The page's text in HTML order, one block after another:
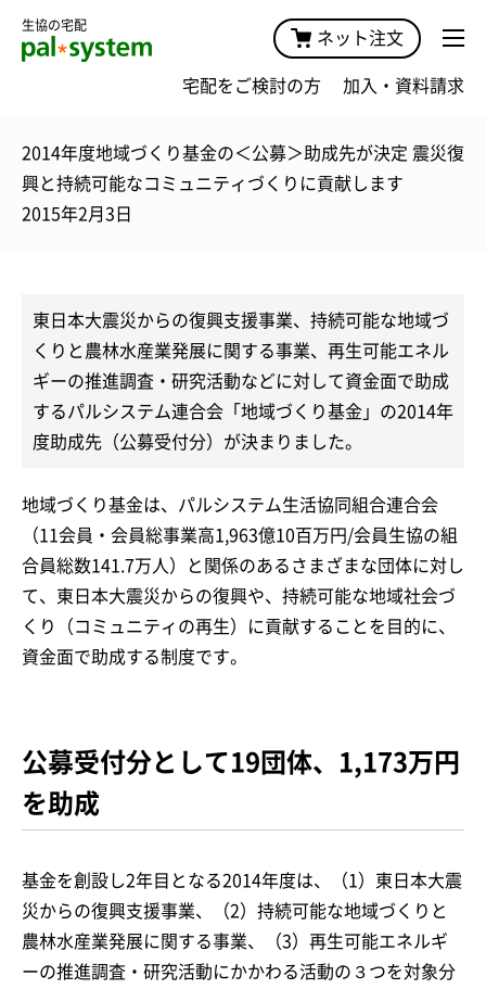
生協の宅配
ネット注文
宅配をご検討の方 加入・資料請求
2014年度地域づくり基金の＜公募＞助成先が決定 震災復
興と持続可能なコミュニティづくりに貢献します
2015年2月3日
東日本大震災からの復興支援事業、持続可能な地域づ
くりと農林水産業発展に関する事業、再生可能エネル
ギーの推進調査・研究活動などに対して資金面で助成
するパルシステム連合会「地域づくり基金」の2014年
度助成先（公募受付分）が決まりました。
地域づくり基金は、パルシステム生活協同組合連合会
（11会員・会員総事業高1,963億10百万円/会員生協の組
合員総数141.7万人）と関係のあるさまざまな団体に対し
て、東日本大震災からの復興や、持続可能な地域社会づ
くり（コミュニティの再生）に貢献することを目的に、
資金面で助成する制度です。
公募受付分として19団体、1,173万円
を助成
基金を創設し2年目となる2014年度は、（1）東日本大震
災からの復興支援事業、（2）持続可能な地域づくりと
農林水産業発展に関する事業、（3）再生可能エネルギ
ーの推進調査・研究活動にかかわる活動の３つを対象分